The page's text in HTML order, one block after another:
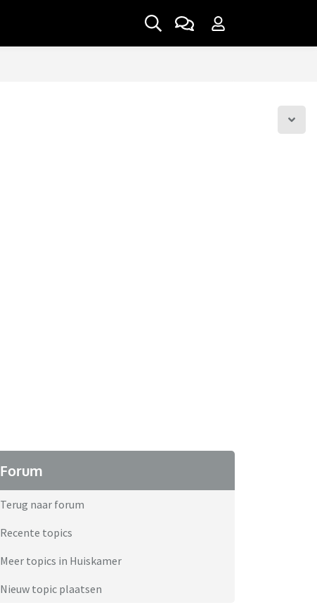
Forum
Terug naar forum
Recente topics
Meer topics in Huiskamer
Nieuw topic plaatsen